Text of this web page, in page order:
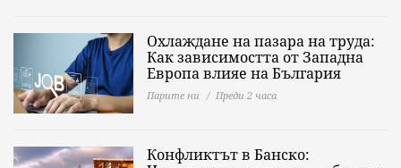
Охлаждане на пазара на труда:
Как зависимостта от Западна
Европа влияе на България
Парите ни Преди 2 часа
Конфликтът в Банско: